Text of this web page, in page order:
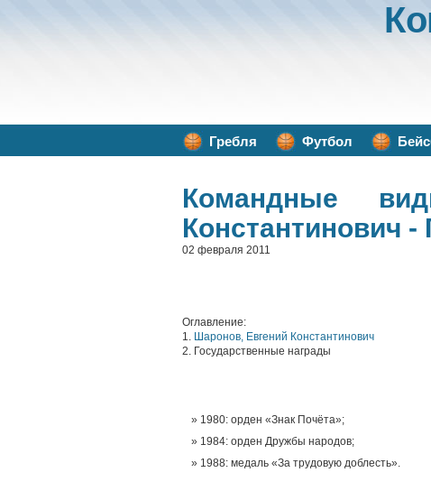
Гребля Футбол
Командные
Константинович
02 февраля 2011
Оглавление:
1. Шаронов, Евгений Константинович
2. Государственные награды
1980: орден «Знак Почёта»;
1984: орден Дружбы народов;
1988: медаль «За трудовую доблесть».